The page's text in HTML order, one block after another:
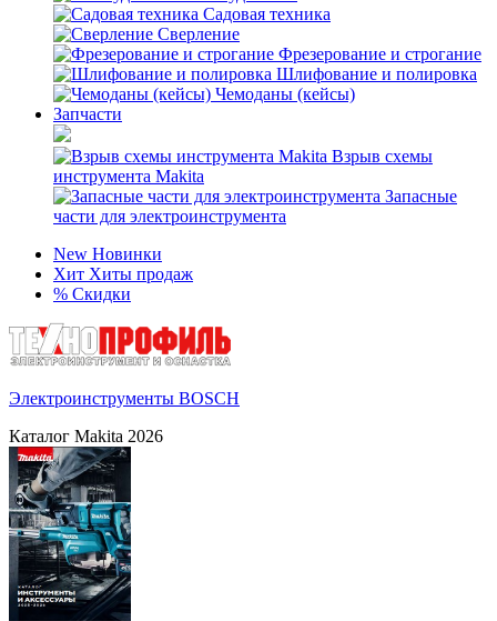
Садовая техника
Сверление
Фрезерование и строгание
Шлифование и полировка
Чемоданы (кейсы)
Запчасти
Взрыв схемы
инструмента Makita
Запасные
части для электроинструмента
New Новинки
Хит Хиты продаж
% Скидки
Электроинструменты BOSCH
Каталог Makita 2026